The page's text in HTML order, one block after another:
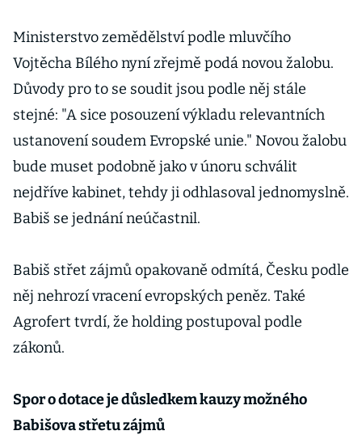
Ministerstvo zemědělství podle mluvčího
Vojtěcha Bílého nyní zřejmě podá novou žalobu.
Důvody pro to se soudit jsou podle něj stále
stejné: "A sice posouzení výkladu relevantních
ustanovení soudem Evropské unie." Novou žalobu
bude muset podobně jako v únoru schválit
nejdříve kabinet, tehdy ji odhlasoval jednomyslně.
Babiš se jednání neúčastnil.
Babiš střet zájmů opakovaně odmítá, Česku podle
něj nehrozí vracení evropských peněz. Také
Agrofert tvrdí, že holding postupoval podle
zákonů.
Spor o dotace je důsledkem kauzy možného
Babišova střetu zájmů